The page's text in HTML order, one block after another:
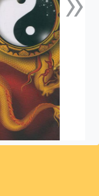
下一